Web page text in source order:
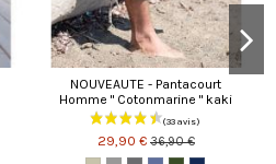
NOUVEAUTE - Pantacourt
Homme " Cotonmarine " kaki
29,90 € 36,90 €